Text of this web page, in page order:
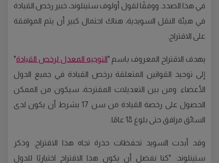
في هذا الصدد. ووفقًا لقول أولوف ستينلوند، خبير رخص القيادة
في هيئة النقل السويدية، هناك احتمال كبير أن يتم الموافقة
على الاقتراح.
يهدف الاقتراح المعروف باسم "التوجيه المعدل لرخص القيادة"
إلى توحيد القوانين المتعلقة برخص القيادة في جميع الدول
الأعضاء. ومن بين التعديلات المقترحة، سيكون من الممكن
الحصول على رخصة القيادة من سن 17 بشرط أن يكون لدى
السائق مرافق حتى بلوغ 18 عامًا.
وقد أبدت السويد تحفظات حذرة تجاه هذا الاقتراح. وذكر
ستينلوند: "كنا نفضل أن يكون هذا الاقتراح اختياريًا للدول